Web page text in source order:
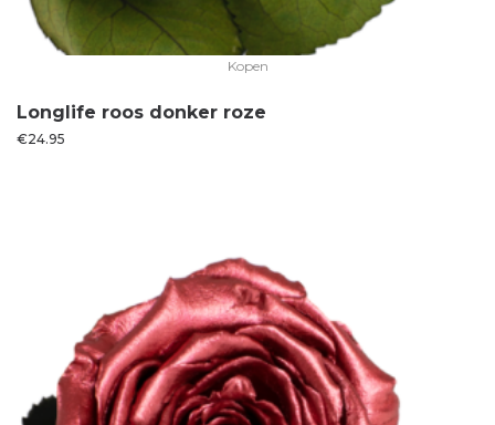
Kopen
Longlife roos donker roze
€24.95